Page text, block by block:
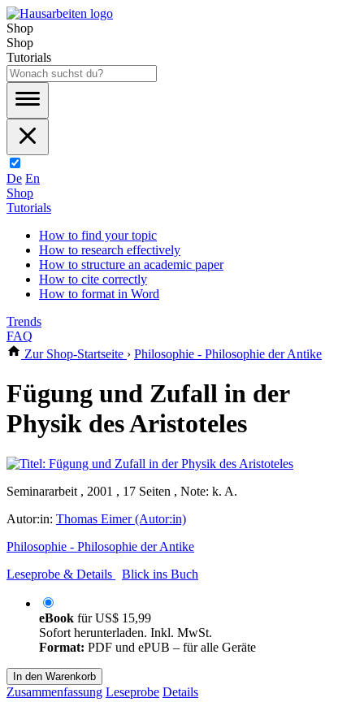
Shop
Shop
Tutorials
De En
Shop
Tutorials
How to find your topic
How to research effectively
How to structure an academic paper
How to cite correctly
How to format in Word
Trends
FAQ
Zur Shop-Startseite › Philosophie - Philosophie der Antike
Fügung und Zufall in der
Physik des Aristoteles
Seminararbeit , 2001 , 17 Seiten , Note: k. A.
Autor:in: Thomas Eimer (Autor:in)
Philosophie - Philosophie der Antike
Leseprobe & Details
Blick ins Buch
eBook fürUS$ 15,99
Sofort herunterladen. Inkl. MwSt.
Format: PDF und ePUB – für alle Geräte
In den Warenkorb
Zusammenfassung Leseprobe Details